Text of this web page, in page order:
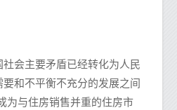
会主要矛盾已经转化为人民
和不平衡不充分的发展之间
为与住房销售并重的住房市